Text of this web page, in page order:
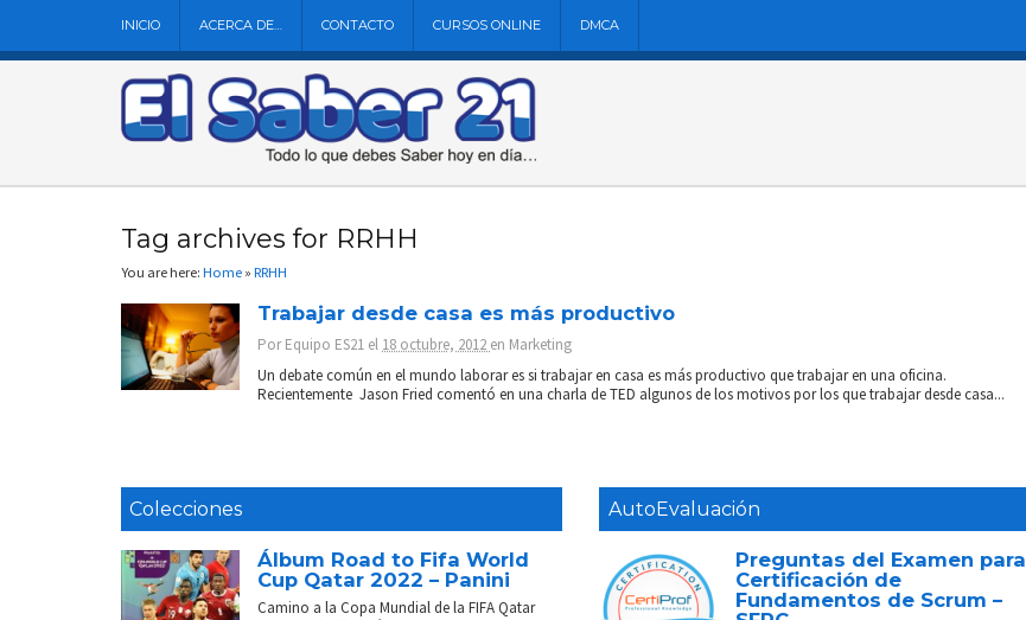
INICIO ACERCA DE… CONTACTO CURSOS ONLINE DMCA
Tag archives for RRHH
You are here: Home » RRHH
Trabajar desde casa es más productivo
PorEquipo ES21 el 18 octubre, 2012 en Marketing
Un debate común en el mundo laborar es si trabajar en casa es más productivo que trabajar en una oficina.
Recientemente Jason Fried comentó en una charla de TED algunos de los motivos por los que trabajar desde casa...
Colecciones
Álbum Road to Fifa World
Cup Qatar 2022 – Panini
Camino a la Copa Mundial de la FIFA Qatar
AutoEvaluación
Preguntas del Examen para
Certificación de
Fundamentos de Scrum –